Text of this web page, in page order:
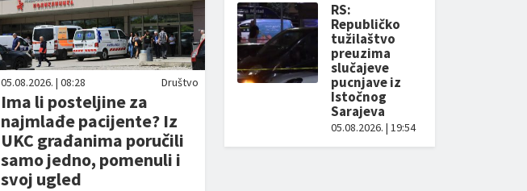
05.08.2026. | 08:28 Društvo
Ima li posteljine za
najmlađe pacijente? Iz
UKC građanima poručili
samo jedno, pomenuli i
svoj ugled
RS:
Republičko
tužilaštvo
preuzima
slučajeve
pucnjave iz
Istočnog
Sarajeva
05.08.2026. | 19:54